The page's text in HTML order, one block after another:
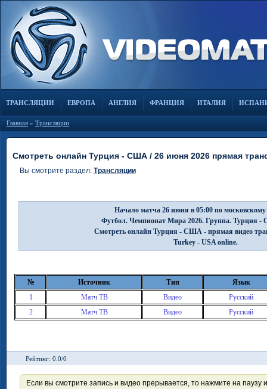
ТРАНСЛЯЦИИ ЕВРОПА АНГЛИЯ ФРАНЦИЯ ИТАЛИЯ
Главная » Трансляции
Смотреть онлайн Турция - США / 26 июня 2026 прямая
Вы смотрите раздел: Трансляции
Начало матча 26 июня в 05:00 по
Футбол. Чемпионат Мира 2026. Группа. Турция
Смотреть онлайн Турция - США - прямая видео
Turkey - USA online.
№ Источник Тип
Язык
1
Матч ТВ Видео
Русский
2
Матч ТВ Видео Русский
Рейтинг: 0.0/0
Если вы смотрите запись и видео прерывается, то нажмите на паузу